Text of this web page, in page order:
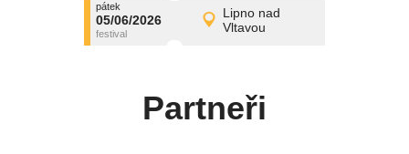
pátek
05/06/2026
Lipno nad
Vltavou
pátek
05/06/2026 Detail
promítání
Partneři